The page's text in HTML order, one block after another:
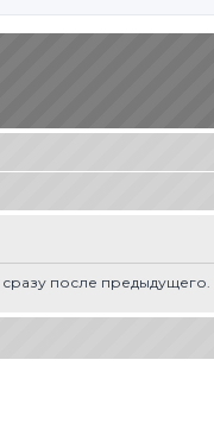
после предыдущего.